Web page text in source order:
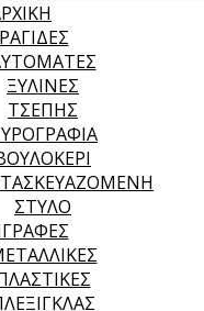
ΞΥΛΙΝΕΣ
ΤΣΕΠΗΣ
ΣΤΥΛΟ